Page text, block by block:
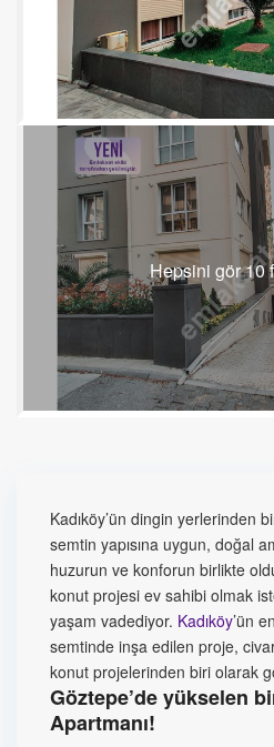
Hepsini gör 10
Kadıköy’ün dingin yerlerinden
semtin yapısına uygun, doğal
huzurun ve konforun birlikte
konut projesi ev sahibi olmak
yaşam vadediyor. Kadıköy’ün
semtinde inşa edilen proje,
konut projelerinden biri olarak
Göztepe’de yükselen
Apartmanı!